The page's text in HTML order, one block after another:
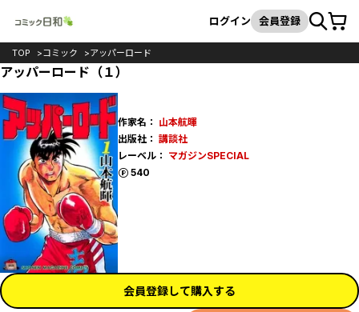
検索
ログイン 会員登録カート
TOP コミック アッパーロード
アッパーロード（１）
作家名： 山本航暉
出版社： 講談社
レーベル： マガジンSPECIAL
540
ポイント
会員登録して購入する